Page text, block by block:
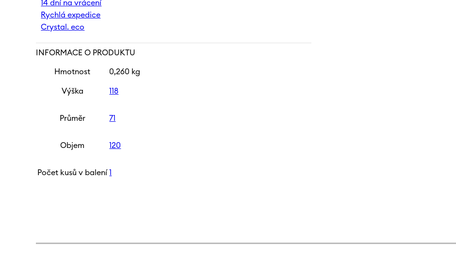
120
mm
množství
14 dní na vrácení
Rychlá expedice
Crystal. eco
INFORMACE O PRODUKTU
Hmotnost 0,260 kg
Výška 118
Průměr 71
Objem 120
Počet kusů v balení 1